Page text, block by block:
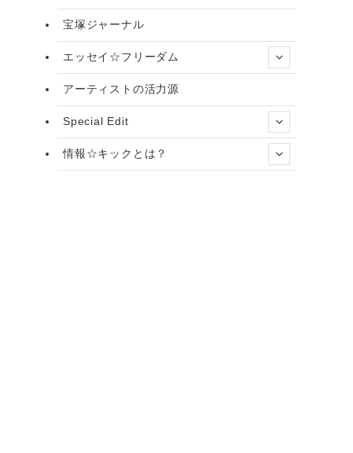
宝塚ジャーナル
エッセイ☆フリーダム
アーティストの活力源
Special Edit
情報☆キックとは？